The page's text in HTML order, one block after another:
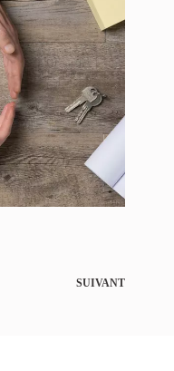
SUIVANT